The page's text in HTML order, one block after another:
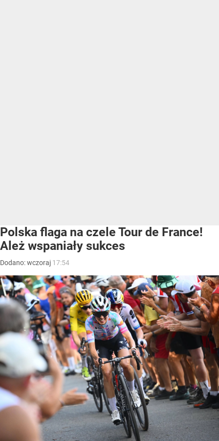
Polska flaga na czele Tour de France!
Ależ wspaniały sukces
Dodano:wczoraj 17:54